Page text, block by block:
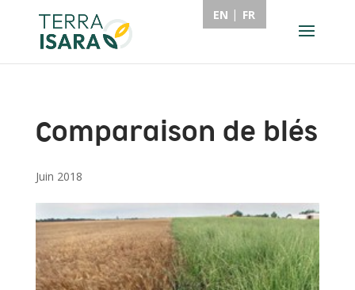
Comparaison de blés
Juin 2018
EN FR